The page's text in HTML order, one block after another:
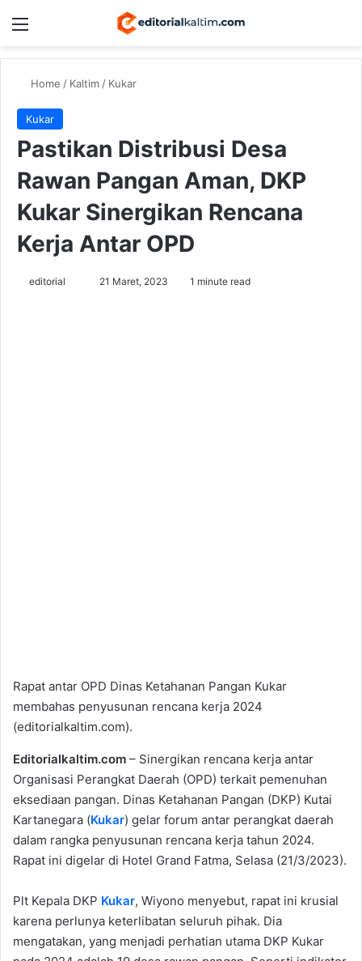
Menu
Home / Kaltim/ Kukar
Kukar
Pastikan Distribusi Desa
Rawan Pangan Aman, DKP
Kukar Sinergikan Rencana
Kerja Antar OPD
editorial 21 Maret, 2023 1 minute read
Rapat antar OPD Dinas Ketahanan Pangan Kukar
membahas penyusunan rencana kerja 2024
(editorialkaltim.com).
Editorialkaltim.com – Sinergikan rencana kerja antar
Organisasi Perangkat Daerah (OPD) terkait pemenuhan
eksediaan pangan. Dinas Ketahanan Pangan (DKP) Kutai
Kartanegara (Kukar) gelar forum antar perangkat daerah
dalam rangka penyusunan rencana kerja tahun 2024.
Rapat ini digelar di Hotel Grand Fatma, Selasa (21/3/2023).
Plt Kepala DKP Kukar, Wiyono menyebut, rapat ini krusial
karena perlunya keterlibatan seluruh pihak. Dia
mengatakan, yang menjadi perhatian utama DKP Kukar